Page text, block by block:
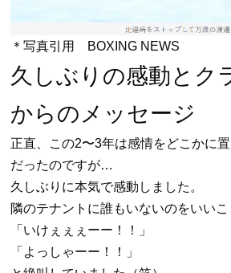
＊写真引用 BOXING NEWS
久しぶりの感動とク
からのメッセージ
正直、この2〜3年は感情をどこかに
だったのですが…
久しぶりに本気で感動しました。
隣のテナントに誰もいないのをいいこ
「いけぇぇぇーー！！」
「よっしゃーー！！」